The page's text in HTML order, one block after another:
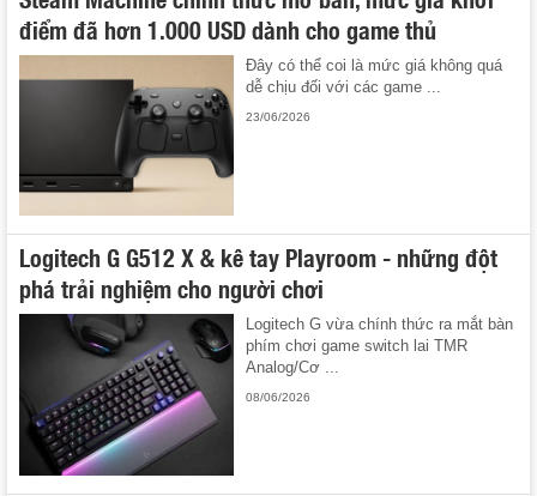
điểm đã hơn 1.000 USD dành cho game thủ
Đây có thể coi là mức giá không quá
dễ chịu đối với các game ...
23/06/2026
Logitech G G512 X & kê tay Playroom - những đột
phá trải nghiệm cho người chơi
Logitech G vừa chính thức ra mắt bàn
phím chơi game switch lai TMR
Analog/Cơ ...
08/06/2026